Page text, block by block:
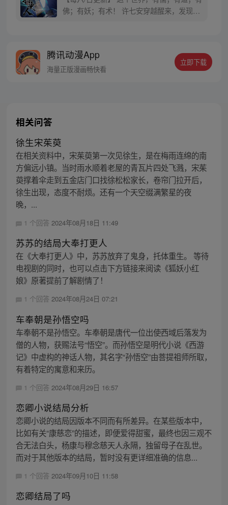
佛；有妖；有术！ 许七安穿越醒来，发现自
者卖报小郎君同名小说 QQ群号：
799493374
腾讯动漫App
海量正版漫画畅快看
立即下载
相关问答
徐生宋茱萸
在相关资料中，宋茱萸第一次见徐生，是在梅雨连绵的南
方偏远小镇。当时雨水顺着老屋的青瓦片四处飞溅，宋茱
萸撑着伞走到五金店门口找徐松松家长，卷帘门拉开后，
徐生出现，态度不耐烦。还有一个天空缀满繁星的夜
晚，...
1 个回答 2024年08月18日 11:49
苏苏的结局大奉打更人
在《大奉打更人》中，苏苏放弃了鬼身，托体重生。 等待
电视剧的同时，也可以点击下方链接来阅读《狐妖小红
娘》原著提前了解剧情了！
1 个回答 2024年08月24日 07:21
车奉朝是孙悟空吗
车奉朝不是孙悟空。车奉朝是唐代一位出使西域后落发为
僧的人物，获赐法号“悟空”。而孙悟空是明代小说《西游
记》中虚构的神话人物，其名字“孙悟空”由菩提祖师所取，
有着特定的寓意和来历。
1 个回答 2024年08月29日 16:57
恋卿小说结局分析
恋卿小说的结局因版本不同而有所差异。在某些版本中，
比如有关“康慈恋”的描述，即便爱得甜蜜，最终也因三观不
合无法白头，杨康与穆念慈天人永隔，独留母子在乱世。
而对于其他版本的结局，暂时没有更详细准确的信息...
1 个回答 2024年09月10日 11:58
恋卿结局了吗